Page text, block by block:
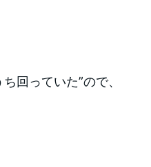
回っていた”ので、